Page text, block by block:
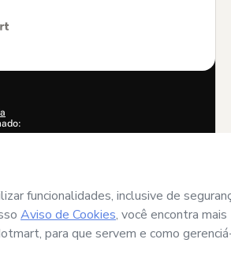
pelo conteúdo e/ou faz
demais Políticas da Hotmart
legal.